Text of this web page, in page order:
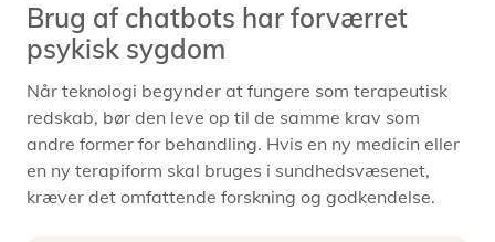
Brug af chatbots har forværret
psykisk sygdom
Når teknologi begynder at fungere som terapeutisk
redskab, bør den leve op til de samme krav som
andre former for behandling. Hvis en ny medicin eller
en ny terapiform skal bruges i sundhedsvæsenet,
kræver det omfattende forskning og godkendelse.